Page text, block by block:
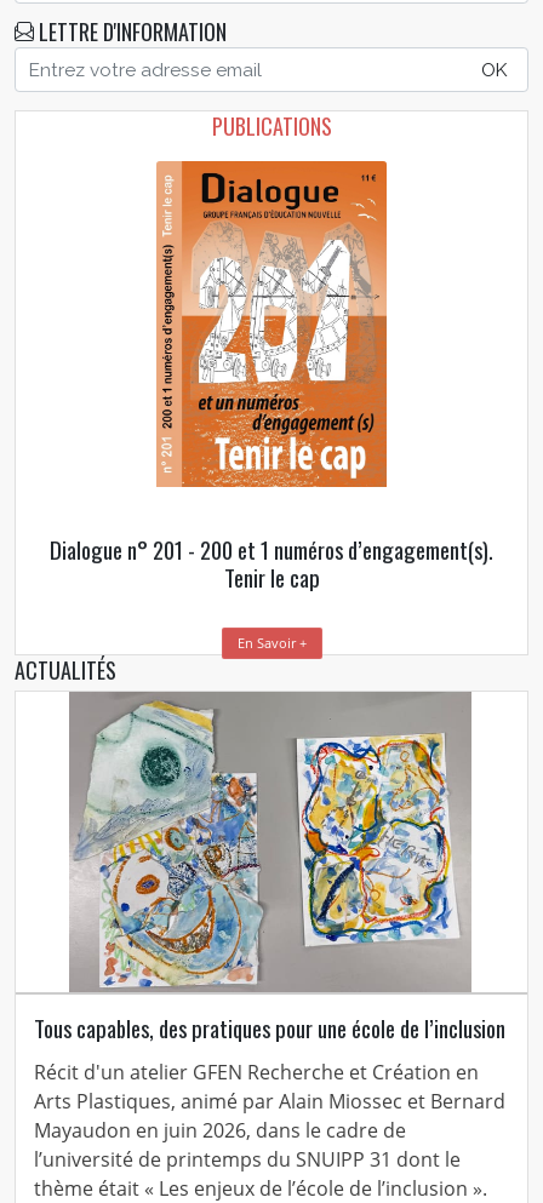
LETTRE D'INFORMATION
OK
PUBLICATIONS
Dialogue n° 201 - 200 et 1 numéros d’engagement(s).
Tenir le cap
En Savoir +
ACTUALITÉS
Tous capables, des pratiques pour une école de l’inclusion
Récit d'un atelier GFEN Recherche et Création en
Arts Plastiques, animé par Alain Miossec et Bernard
Mayaudon en juin 2026, dans le cadre de
l’université de printemps du SNUIPP 31 dont le
thème était « Les enjeux de l’école de l’inclusion ».